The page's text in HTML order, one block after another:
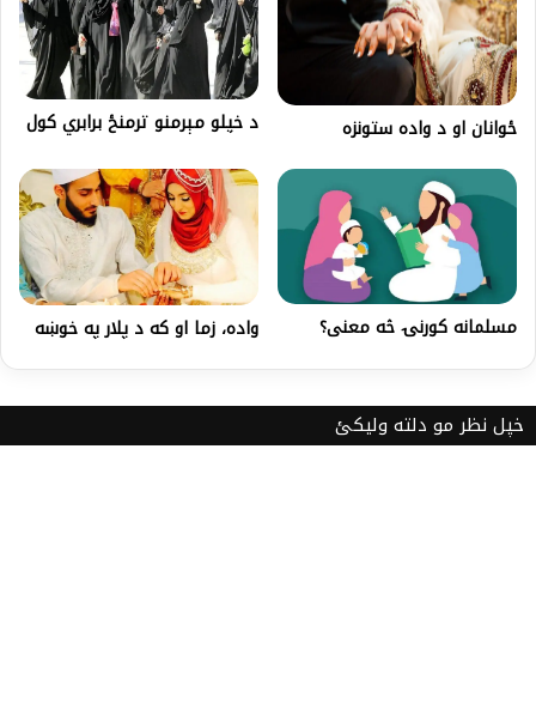
ځوانان او د واده ستونزه د خپلو مېرمنو ترمنځ برابري کول
مسلمانه کورنۍ څه معنی؟ واده، زما او که د پلار په خوښه
خپل نظر مو دلته ولیکئ